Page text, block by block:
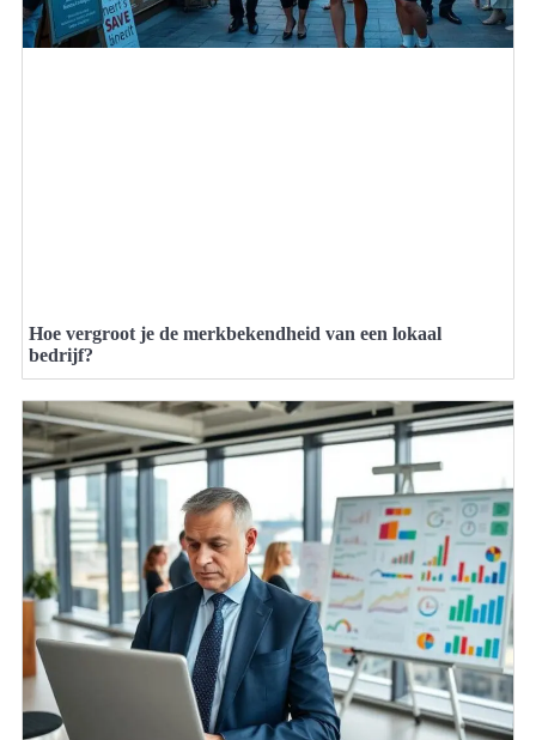
Hoe vergroot je de merkbekendheid van een lokaal
bedrijf?